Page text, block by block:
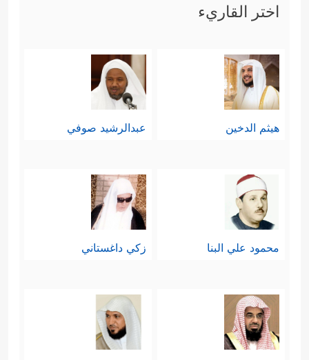
اختر القاريء
هيثم الدخين عبدالرشيد صوفي
محمود علي البنا زكي داغستاني